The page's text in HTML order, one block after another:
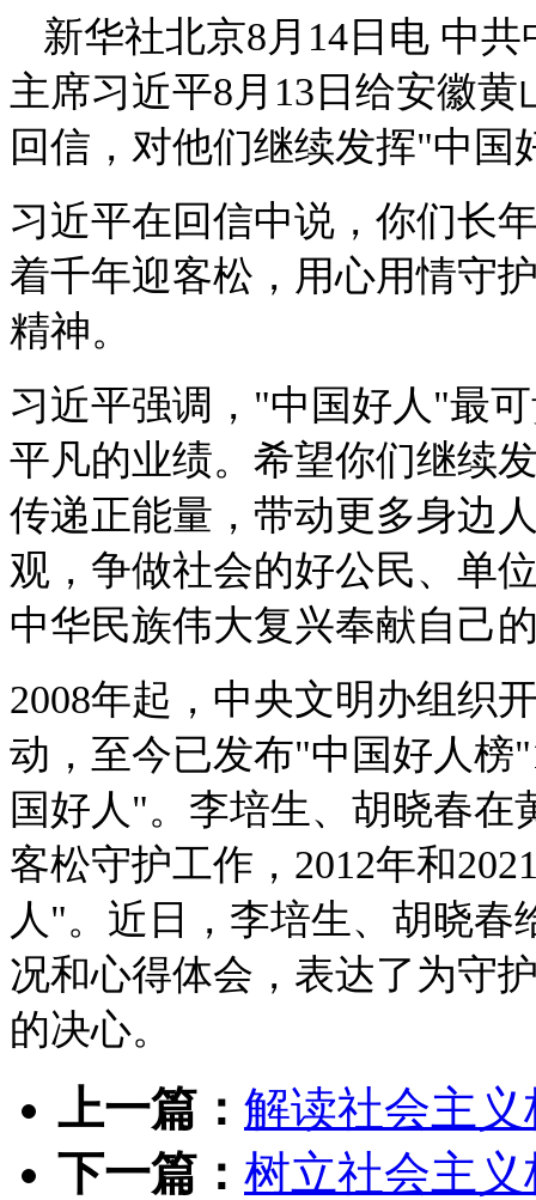
新华社北京8月 14日电 中
主席习近平8月 13 日给安徽
回信，对他们继续发挥"中国
习近平在回信中说，你们长
着千年迎客松，用心用情守
精神。
习近平强调，"中国好人"最
平凡的业绩。希望你们继续
传递正能量，带动更多身边
观，争做社会的好公民、单
中华民族伟大复兴奉献自己
2008年起，中央文明办组织
动，至今已发布"中国好人榜
国好人 "。李培生、胡晓春在
客松守护工作， 2012年和
人 "。近日，李培生、胡晓春
况和心得体会，表达了为守
的决心。
上一篇： 解读社会主
下一篇： 树立社会主